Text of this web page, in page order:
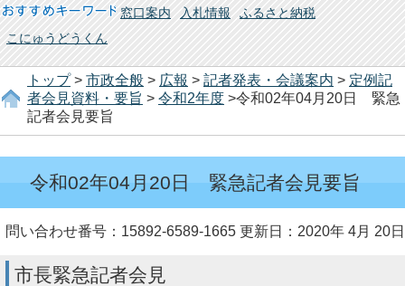
おすすめキーワード 窓口案内 入札情報
ふるさと納税
こにゅうどうくん
トップ> 市政全般 > 広報 > 記者発表・会議案内 > 定例記
者会見資料・要旨 > 令和2年度 >令和02年04月20日 緊急
記者会見要旨
令和02年04月20日 緊急記者会見要旨
問い合わせ番号：15892-6589-1665 更新日：2020年 4月 20日
市長緊急記者会見